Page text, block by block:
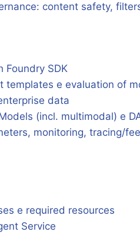
content safety,
Foundry SDK
templates e evaluation of
data
(incl. multimodal) e
monitoring, tracing/
e required resources
Service